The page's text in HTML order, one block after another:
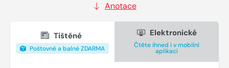
Anotace
Tištěné
Poštovné a balné ZDARMA
Elektronické
Čtěte ihned i v mobilní
aplikaci